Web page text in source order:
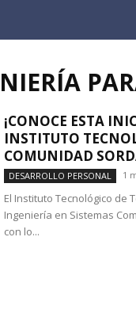
¡CONOCE ESTA
INSTITUTO
COMUNIDAD
DESARROLLO PERSONAL 1
El Instituto Tecnológico de
Ingeniería en Sistemas
con lo...